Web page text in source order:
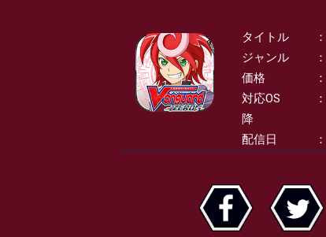
タイトル
ジャンル
価格
対応OS
降
配信日